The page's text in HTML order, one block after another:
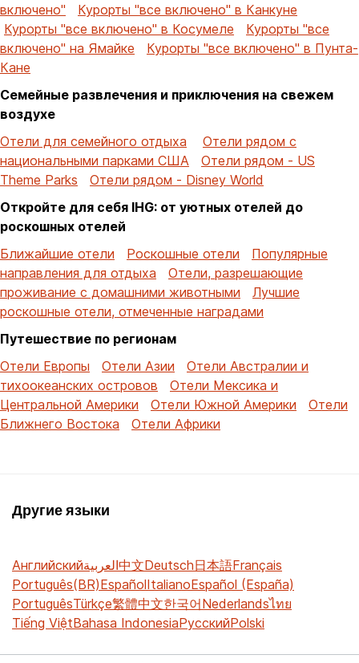
включено"
Курорты "все включено" в Канкуне
Курорты "все включено" в Косумеле
Курорты "все
включено" на Ямайке
Курорты "все включено" в Пунта-
Кане
Семейные развлечения и приключения на свежем
воздухе
Отели для семейного отдыха
Отели рядом с
национальными парками США
Отели рядом - US
Theme Parks
Отели рядом - Disney World
Откройте для себя IHG: от уютных отелей до
роскошных отелей
Ближайшие отели
Роскошные отели
Популярные
направления для отдыха
Отели, разрешающие
проживание с домашними животными
Лучшие
роскошные отели, отмеченные наградами
Путешествие по регионам
Отели Европы
Отели Азии
Отели Австралии и
тихоокеанских островов
Отели Мексика и
Центральной Америки
Отели Южной Америки
Отели
Ближнего Востока
Отели Африки
Другие языки
Английскийالعربية中文Deutsch日本語Français
Português(BR)EspañolItalianoEspañol (España)
PortuguêsTürkçe繁體中文한국어Nederlandsไทย
Tiếng ViệtBahasa IndonesiaРусскийPolski